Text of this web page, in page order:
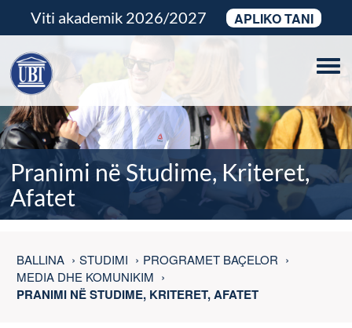
Viti akademik 2026/2027 APLIKO TANI
Pranimi në Studime, Kriteret,
Afatet
BALLINA STUDIMI
PROGRAMET BAÇELOR
MEDIA DHE KOMUNIKIM
PRANIMI NË STUDIME, KRITERET, AFATET